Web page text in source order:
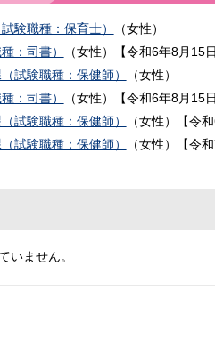
験職種：保育士）
（女性）
：司書）
（女性）【令和6年8月15
試験職種：保健師）
（女性）
：司書）
（女性）【令和6年8月15
試験職種：保健師）
（女性）【令
試験職種：保健師）
（女性）【令
いません。